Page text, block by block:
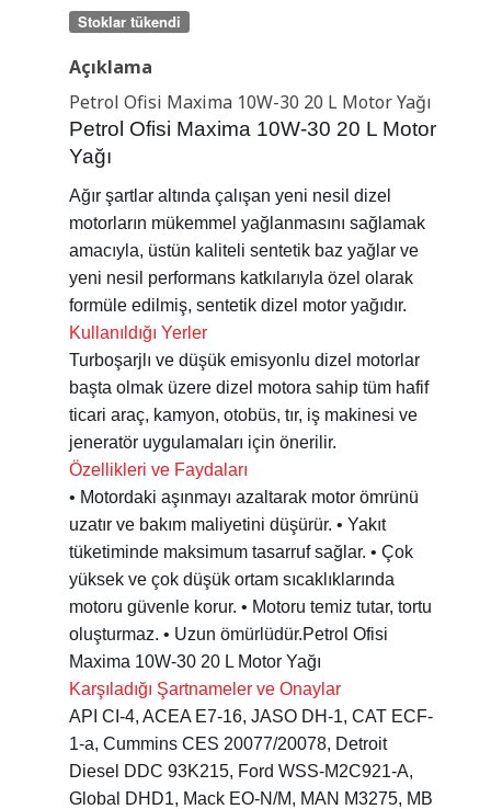
Stoklar tükendi
Açıklama
Petrol Ofisi Maxima 10W-30 20 L Motor Yağı
Petrol Ofisi Maxima 10W-30 20 L Motor
Yağı
Ağır şartlar altında çalışan yeni nesil dizel
motorların mükemmel yağlanmasını sağlamak
amacıyla, üstün kaliteli sentetik baz yağlar ve
yeni nesil performans katkılarıyla özel olarak
formüle edilmiş, sentetik dizel motor yağıdır.
Kullanıldığı Yerler
Turboşarjlı ve düşük emisyonlu dizel motorlar
başta olmak üzere dizel motora sahip tüm hafif
ticari araç, kamyon, otobüs, tır, iş makinesi ve
jeneratör uygulamaları için önerilir.
Özellikleri ve Faydaları
• Motordaki aşınmayı azaltarak motor ömrünü
uzatır ve bakım maliyetini düşürür. • Yakıt
tüketiminde maksimum tasarruf sağlar. • Çok
yüksek ve çok düşük ortam sıcaklıklarında
motoru güvenle korur. • Motoru temiz tutar, tortu
oluşturmaz. • Uzun ömürlüdür.Petrol Ofisi
Maxima 10W-30 20 L Motor Yağı
Karşıladığı Şartnameler ve Onaylar
API CI-4, ACEA E7-16, JASO DH-1, CAT ECF-
1-a, Cummins CES 20077/20078, Detroit
Diesel DDC 93K215, Ford WSS-M2C921-A,
Global DHD1, Mack EO-N/M, MAN M3275, MB